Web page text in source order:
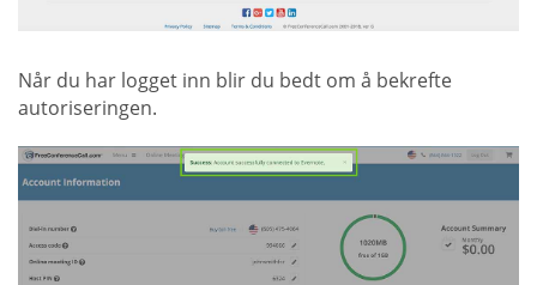
Når du har logget inn blir du bedt om å bekrefte
autoriseringen.